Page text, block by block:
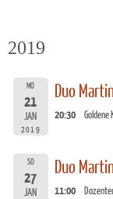
2019
MO
21
JAN
2019
Duo
20:30
SO
27
JAN
Duo
11:00